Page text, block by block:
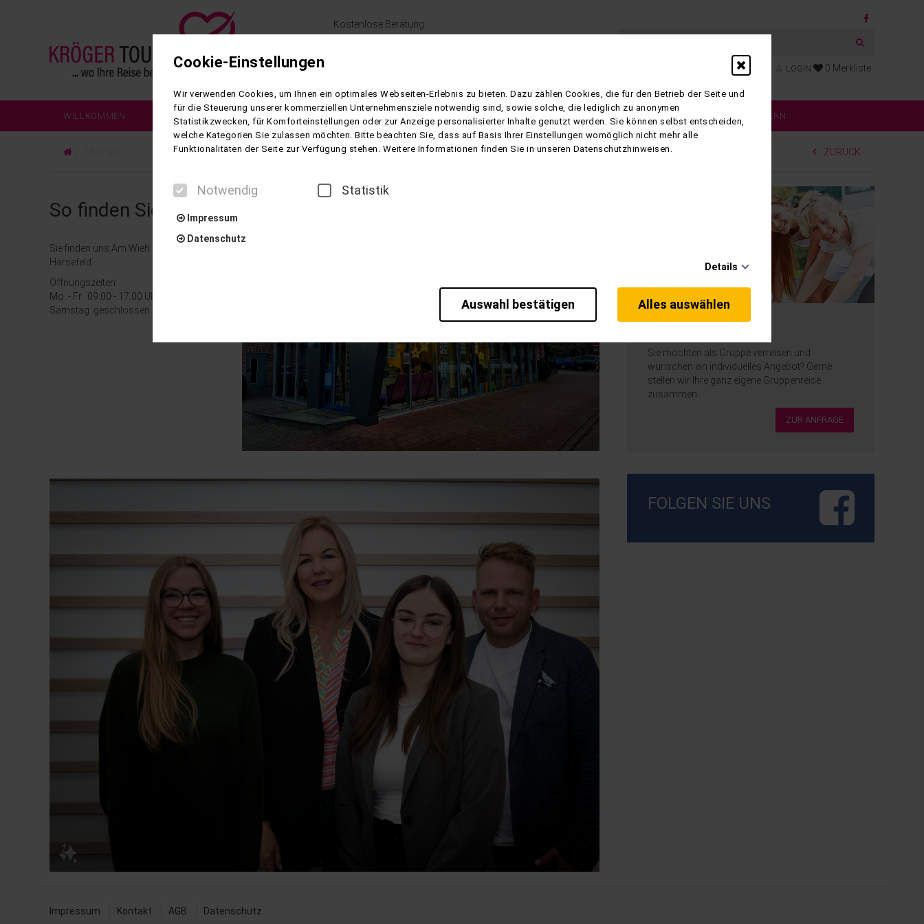
Kostenlose Beratung
LOGIN 0 Merkliste
WILLKOMMEN REISEZIELE KUREN & WELLNESS REESE REISEN KONTAKT INFORMATIONEN KATALOG BLÄTTERN
ZURÜCK
So finden Sie uns
Sie finden uns Am Wieh 4 in 21698
Harsefeld.
Öffnungszeiten:
Mo. - Fr. 09:00 - 17:00 Uhr
Samstag geschlossen
Sie möchten als Gruppe verreisen und
wünschen ein individuelles Angebot? Gerne
stellen wir Ihre ganz eigene Gruppenreise
zusammen.
ZUR ANFRAGE
FOLGEN SIE UNS
Impressum Kontakt AGB Datenschutz
Cookie-Einstellungen
Wir verwenden Cookies, um Ihnen ein optimales Webseiten-Erlebnis zu bieten. Dazu zählen Cookies, die für den Betrieb der Seite und
für die Steuerung unserer kommerziellen Unternehmensziele notwendig sind, sowie solche, die lediglich zu anonymen
Statistikzwecken, für Komforteinstellungen oder zur Anzeige personalisierter Inhalte genutzt werden. Sie können selbst entscheiden,
welche Kategorien Sie zulassen möchten. Bitte beachten Sie, dass auf Basis Ihrer Einstellungen womöglich nicht mehr alle
Funktionalitäten der Seite zur Verfügung stehen. Weitere Informationen finden Sie in unseren Datenschutzhinweisen.
Notwendig Statistik
Impressum
Datenschutz
Details
Diese Cookies sind für den Betrieb der Seite unbedingt notwendig und ermöglichen beispielsweise sicherheitsrelevante
Funktionalitäten. Außerdem können wir mit dieser Art von Cookies ebenfalls erkennen, ob Sie in Ihrem Profil eingeloggt bleiben
Um unser Angebot und unsere Webseite weiter zu verbessern, erfassen wir anonymisierte Daten für Statistiken und Analysen. Mithilfe
dieser Cookies können wir beispielsweise die Besucherzahlen und den Effekt bestimmter Seiten unseres Web-Auftritts ermitteln und
unsere Inhalte optimieren. Wir nutzen hierfür Dienste von Google. Durch diese Dienste kann es zu einer Drittlands Übermittlung, der auf
unsere Website erfassten Daten, kommen. Weitere Hinweise zu der Verarbeitung Ihrer Daten finden Sie in unserer
Auswahl bestätigen Alles auswählen